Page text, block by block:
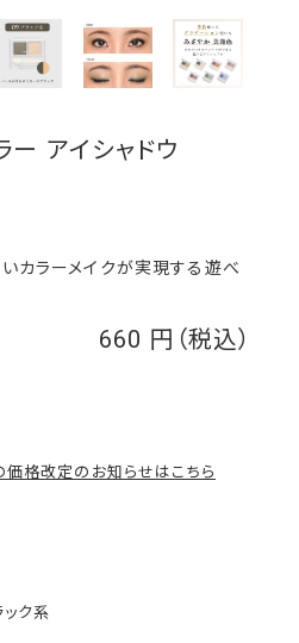
ー アイシャドウ
660
カラーメイクが実現する遊べ
価格改定のお知らせはこちら
ク系